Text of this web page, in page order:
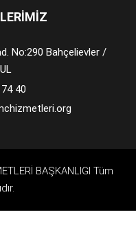
No:290 Bahçelievler /
40
BAŞKANLIGI Tüm